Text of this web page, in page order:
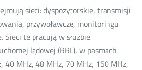
sieci: dyspozytorskie, transmisji
przywoławcze, monitoringu
Sieci te pracują w służbie
lądowej (RRL), w pasmach
40 MHz, 48 MHz, 70 MHz, 150 MHz,